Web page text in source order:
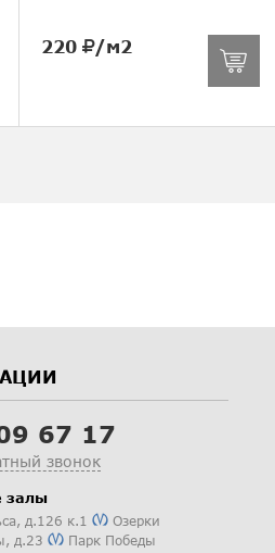
220 /м2
67 17
звонок
залы
д.126 к.1
Озерки
д.23 Парк Победы